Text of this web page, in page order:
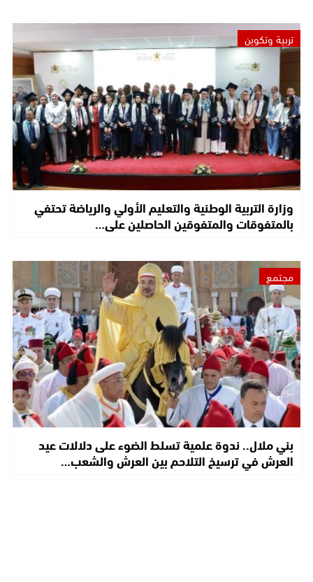
تربية وتكوين
وزارة التربية الوطنية والتعليم الأولي والرياضة تحتفي
بالمتفوقات والمتفوقين الحاصلين على…
مجتمع
بني ملال.. ندوة علمية تسلط الضوء على دلالات عيد
العرش في ترسيخ التلاحم بين العرش والشعب…